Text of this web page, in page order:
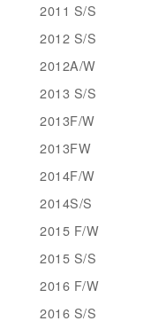
2011 S/S
2012 S/S
2012A/W
2013 S/S
2013F/W
2013FW
2014F/W
2014S/S
2015 F/W
2015 S/S
2016 F/W
2016 S/S